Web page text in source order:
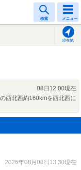
検索 メニュー
現在地
08日12:00現在
西北西約160kmを西北西に
2026年08月08日13:30現在